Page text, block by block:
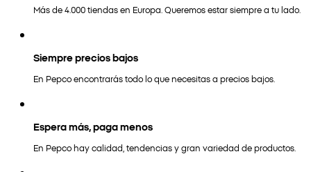
Más de 4.000 tiendas en Europa. Queremos estar siempre a tu lado.
Siempre precios bajos
En Pepco encontrarás todo lo que necesitas a precios bajos.
Espera más, paga menos
En Pepco hay calidad, tendencias y gran variedad de productos.